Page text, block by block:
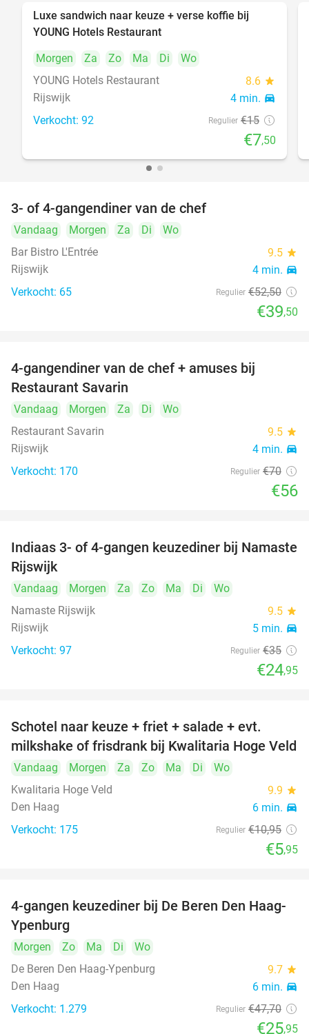
Luxe sandwich naar keuze + verse koffie bij
YOUNG Hotels Restaurant
Morgen
Za Zo Ma Di
Wo
YOUNG Hotels Restaurant
8.6 star
Rijswijk 4 min. directions_car
Verkocht: 92 Regulier €15
€7,50
3- of 4-gangendiner van de chef
Vandaag Morgen Za Di
Wo
Bar Bistro L'Entrée
9.5 star
Rijswijk 4 min. directions_car
Verkocht: 65 Regulier €52,50
€39,50
4-gangendiner van de chef + amuses bij
Restaurant Savarin
Vandaag Morgen Za Di
Wo
Restaurant Savarin
9.5 star
Rijswijk 4 min. directions_car
Verkocht: 170 Regulier €70
€56
29%
Indiaas 3- of 4-gangen keuzediner bij Namaste
Rijswijk
Vandaag Morgen Za Zo Ma Di
Wo
Namaste Rijswijk
9.5 star
Rijswijk 5 min. directions_car
Verkocht: 97 Regulier €35
€24,95
Schotel naar keuze + friet + salade + evt.
milkshake of frisdrank bij Kwalitaria Hoge Veld
Vandaag Morgen Za Zo Ma Di
Wo
Kwalitaria Hoge Veld
9.9 star
Den Haag 6 min. directions_car
Verkocht: 175 Regulier €10,95
€5,95
46%
4-gangen keuzediner bij De Beren Den Haag-
Ypenburg
Morgen Zo Ma Di
Wo
De Beren Den Haag-Ypenburg
9.7 star
Den Haag 6 min. directions_car
Verkocht: 1.279 Regulier €47,70
€25,95